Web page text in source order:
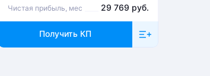
Чистая прибыль, мес 29 769 руб.
Получить КП